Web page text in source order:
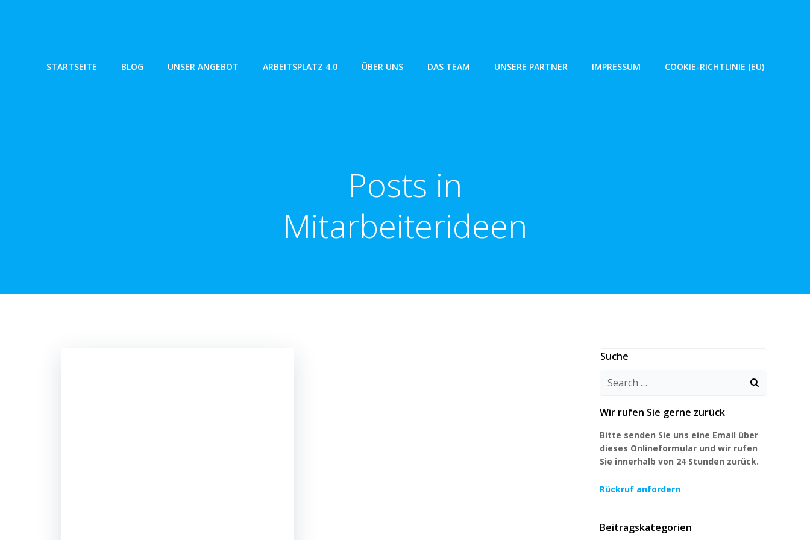
STARTSEITE BLOG UNSER ANGEBOT ARBEITSPLATZ 4.0 ÜBER UNS DAS TEAM UNSERE PARTNER IMPRESSUM COOKIE-RICHTLINIE (EU)
Posts in
Mitarbeiterideen
Suche
Search
Wir rufen Sie gerne zurück
Bitte senden Sie uns eine Email über
dieses Onlineformular und wir rufen
Sie innerhalb von 24 Stunden zurück.
Rückruf anfordern
Beitragskategorien